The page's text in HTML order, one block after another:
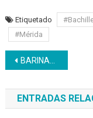
Etiquetado
#Mérida
Navegación
de
entradas
BARINAS | Inces fortalece el motor agroalimentario con la formación Siembra directa
ENTRADAS